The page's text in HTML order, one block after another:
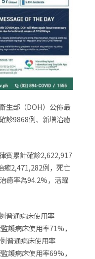
生部（DOH）公佈最
診9868例、新增治癒
賓累計確診2,622,917
癒2,471,282例，死亡
癒率為94.2%，活躍
普通病床使用率
護病床使用率71%，
普通病床使用率
護病床使用率69%，